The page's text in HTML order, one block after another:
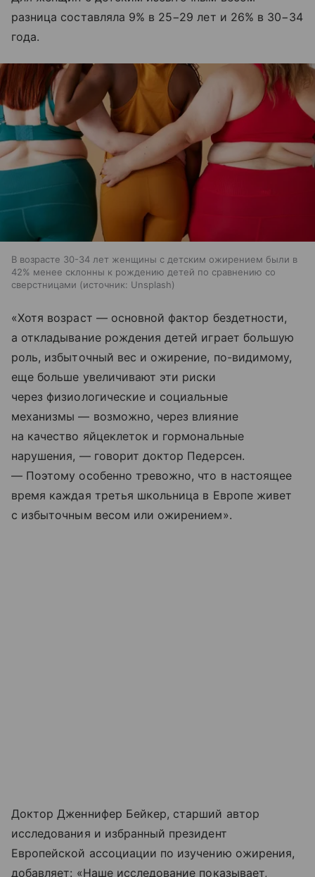
разница составляла 9% в 25−29 лет и 26% в 30−34
года.
В возрасте 30-34 лет женщины с детским ожирением были в
42% менее склонны к рождению детей по сравнению со
сверстницами
источник: Unsplash
«Хотя возраст — основной фактор бездетности,
а откладывание рождения детей играет большую
роль, избыточный вес и ожирение, по-видимому,
еще больше увеличивают эти риски
через физиологические и социальные
механизмы — возможно, через влияние
на качество яйцеклеток и гормональные
нарушения, — говорит доктор Педерсен.
— Поэтому особенно тревожно, что в настоящее
время каждая третья школьница в Европе живет
с избыточным весом или ожирением».
Доктор Дженнифер Бейкер, старший автор
исследования и избранный президент
Европейской ассоциации по изучению ожирения,
добавляет: «Наше исследование показывает,